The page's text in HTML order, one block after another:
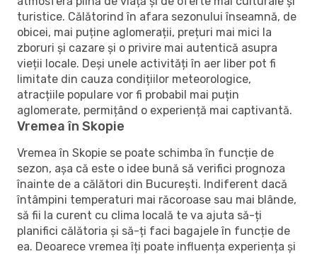
turistice. Călătorind în afara sezonului înseamnă, de
obicei, mai puține aglomerații, prețuri mai mici la
zboruri și cazare și o privire mai autentică asupra
vieții locale. Deși unele activități în aer liber pot fi
limitate din cauza condițiilor meteorologice,
atracțiile populare vor fi probabil mai puțin
aglomerate, permițând o experiență mai captivantă.
Vremea în Skopie
Vremea în Skopie se poate schimba în funcție de
sezon, așa că este o idee bună să verifici prognoza
înainte de a călători din București. Indiferent dacă
întâmpini temperaturi mai răcoroase sau mai blânde,
să fii la curent cu clima locală te va ajuta să-ți
planifici călătoria și să-ți faci bagajele în funcție de
ea. Deoarece vremea îți poate influența experiența și